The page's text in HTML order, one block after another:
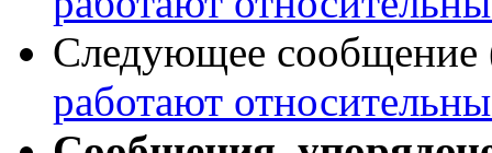
Следующее сообщение
работают